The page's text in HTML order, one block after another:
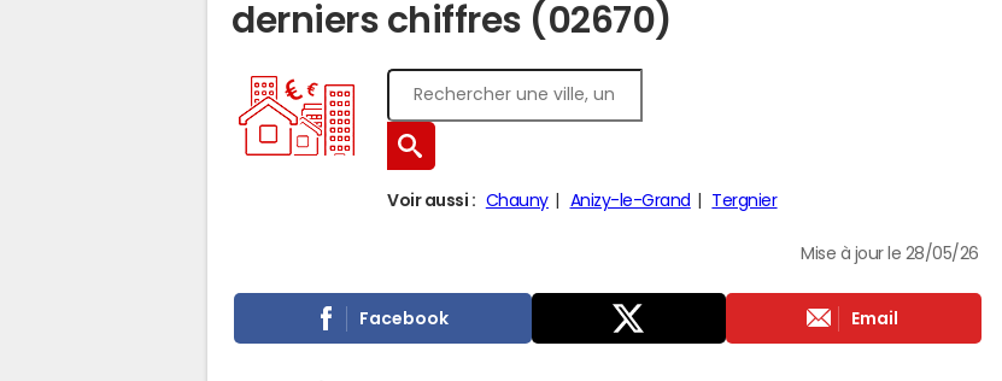
derniers chiffres (02670)
Voir aussi : Chauny Anizy-le-Grand Tergnier
Mise à jour le 28/05/26
Facebook Email